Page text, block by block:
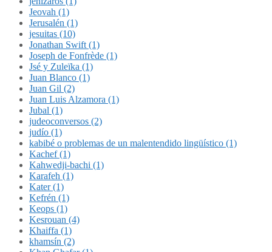
Jeovah (1)
Jerusalén (1)
jesuitas (10)
Jonathan Swift (1)
Joseph de Fonfrède (1)
Jsé y Zuleïka (1)
Juan Blanco (1)
Juan Gil (2)
Juan Luis Alzamora (1)
Jubal (1)
judeoconversos (2)
judío (1)
kabibé o problemas de un malentendido lingüístico (1)
Kachef (1)
Kahwedji-bachi (1)
Karafeh (1)
Kater (1)
Kefrén (1)
Keops (1)
Kesrouan (4)
Khaiffa (1)
khamsín (2)